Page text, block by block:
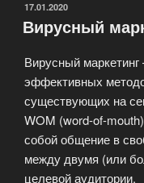
(SMM)»
ОПУБЛИКОВАНО
17.01.2020
Вирусный
Вирусный
эффективных
существующих на
WOM (word-of-
собой общение в
между двумя (или
целевой аудитории.